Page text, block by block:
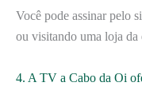
Você pode assinar pelo
ou visitando uma loja da
4. A TV a Cabo da Oi